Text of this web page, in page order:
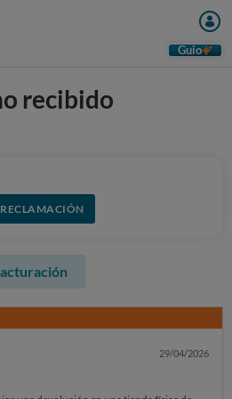
Guio
recibido
29/04/2026